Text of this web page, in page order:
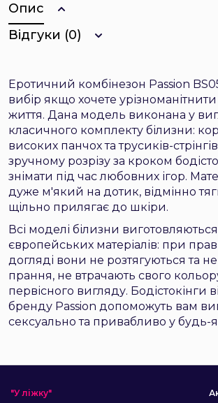
Опис
Відгуки (0)
Еротичний комбінезон Passion
вибір якщо хочете
життя. Дана модель виконана у
класичного комплекту білизни:
високих панчох та трусиків-
зручному розрізу за кроком
знімати під час любовних ігор.
дуже м'який на дотик, відмінно
щільно прилягає до шкіри.
Всі моделі білизни
європейських матеріалів: при
догляді вони не розтягуються та не
прання, не втрачають свого
первісного вигляду. Бодістокінги
бренду Passion допоможуть вам
сексуально та привабливо у будь-
"У ліжку"